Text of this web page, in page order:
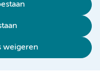
weigeren